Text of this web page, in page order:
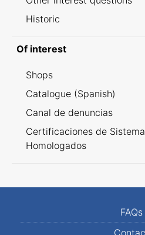
Historic
Of interest
Shops
Catalogue (Spanish)
Canal de denuncias
Certificaciones de
Homologados
FAQs